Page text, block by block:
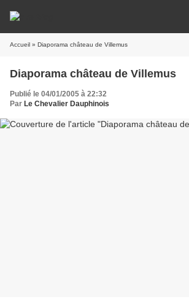
Accueil » Diaporama château de Villemus
Diaporama château de Villemus
Publié le 04/01/2005 à 22:32
Par Le Chevalier Dauphinois